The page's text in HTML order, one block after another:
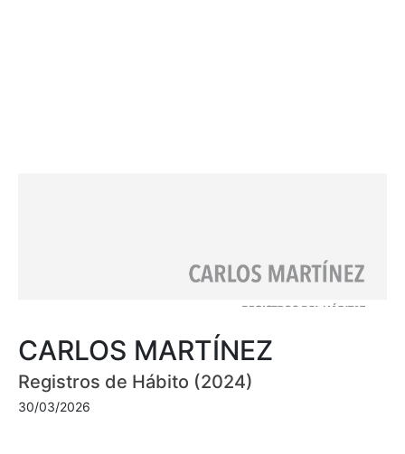
CARLOS MARTÍNEZ
Registros de Hábito (2024)
30/03/2026